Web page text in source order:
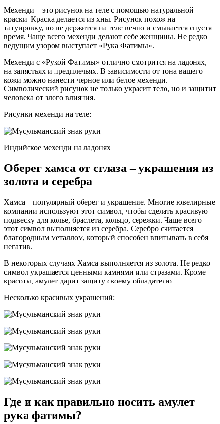
Мехенди – это рисунок на теле с помощью натуральной
краски. Краска делается из хны. Рисунок похож на
татуировку, но не держится на теле вечно и смывается спустя
время. Чаще всего мехенди делают себе женщины. Не редко
ведущим узором выступает «Рука Фатимы».
Мехенди с «Рукой Фатимы» отлично смотрится на ладонях,
на запястьях и предплечьях. В зависимости от тона вашего
кожи можно нанести черное или белое мехенди.
Символический рисунок не только украсит тело, но и защитит
человека от злого влияния.
Рисунки мехенди на теле:
Индийское мехенди на ладонях
Оберег хамса от сглаза – украшения из
золота и серебра
Хамса – популярный оберег и украшение. Многие ювелирные
компании используют этот символ, чтобы сделать красивую
подвеску для колье, браслета, кольцо, сережки. Чаще всего
этот символ выполняется из серебра. Серебро считается
благородным металлом, который способен впитывать в себя
негатив.
В некоторых случаях Хамса выполняется из золота. Не редко
символ украшается ценными камнями или стразами. Кроме
красоты, амулет дарит защиту своему обладателю.
Несколько красивых украшений:
Где и как правильно носить амулет
рука фатимы?